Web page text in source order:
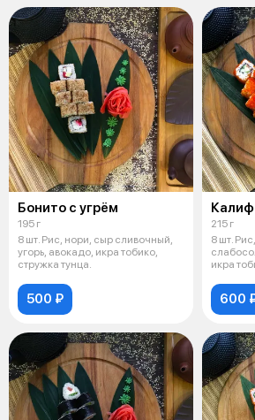
Бонито с угрём
195 г
8 шт. Рис, нори, сыр сливочный,
угорь, авокадо, икра тобико,
стружка тунца.
500 ₽
215 г
8 шт.
икра
600